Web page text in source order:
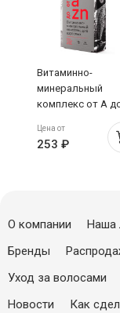
Витаминно-
минеральный
комплекс от А
цинка таблетки
Аквион
Цена от
253 ₽
О компании Наша
Бренды
Уход за волосами
Новости
Как